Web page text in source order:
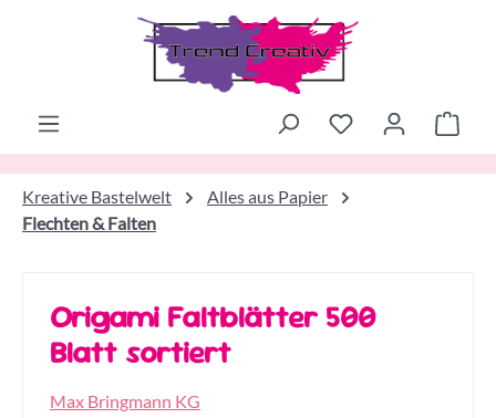
Zum Hauptinhalt springen
Kreative Bastelwelt
Alles aus Papier
Flechten & Falten
Origami Faltblätter 500
Blatt sortiert
Max Bringmann KG